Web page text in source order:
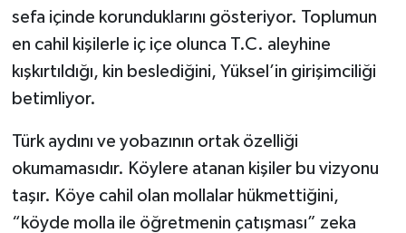
sefa içinde korunduklarını gösteriyor. Toplumun
en cahil kişilerle iç içe olunca T.C. aleyhine
kışkırtıldığı, kin beslediğini, Yüksel’in girişimciliği
betimliyor.
Türk aydını ve yobazının ortak özelliği
okumamasıdır. Köylere atanan kişiler bu vizyonu
taşır. Köye cahil olan mollalar hükmettiğini,
“köyde molla ile öğretmenin çatışması” zeka